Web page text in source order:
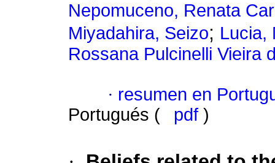
Nepomuceno, Renata
Miyadahira, Seizo; Lucia,
Rossana Pulcinelli Vieira
· resumen en
Portugués (
pdf )